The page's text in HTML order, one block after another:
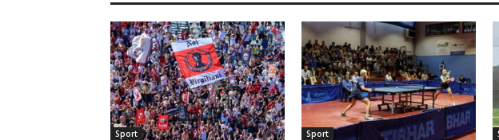
Sport Sport